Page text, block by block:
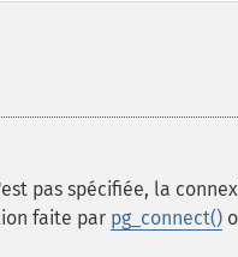
pas spécifiée, la
faite par pg_connect()